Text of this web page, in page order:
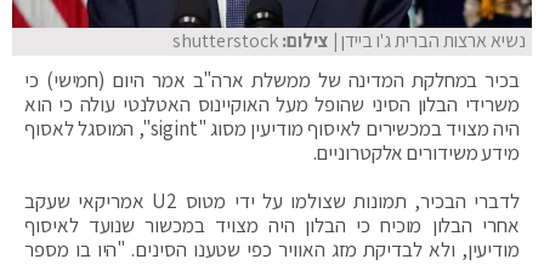
נשיא ארצות הברית ג'ו ביידן| צילום:shutterstock
בכיר במחלקת המדינה של ממשלת ארה"ב אמר היום (חמישי) כי
משרידי הבלון הסיני שהופל מעל האוקיינוס האטלנטי עולה כי הוא
היה מצויד במכשירים לאיסוף מודיעין מסוג "sigint", המוסגל לאסוף
מידע משידורים אלקטרוניים.
לדברי הבכיר, תמונות שצולמו על ידי מטוס U2 אמריקאי שעקב
אחרי הבלון מוכיח כי הבלון היה מצויד במכשור שנועד לאיסוף
מודיעין, ולא לבדיקת מזג האוויר כפי שטענו הסינים. "היו בו מספר